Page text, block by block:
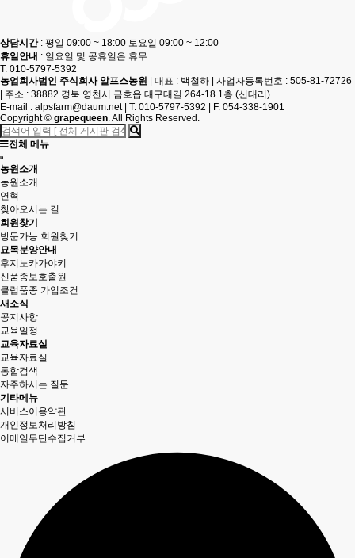
상담시간: 평일 09:00 ~ 18:00 토요일 09:00 ~ 12:00
휴일안내 : 일요일 및 공휴일은 휴무
T. 010-5797-5392
농업회사법인 주식회사 알프스농원 | 대표 : 백철하 | 사업자등록번호 : 505-81-72726
| 주소 : 38882 경북 영천시 금호읍 대구대길 264-18 1층 (신대리)
E-mail : alpsfarm@daum.net | T. 010-5797-5392 | F. 054-338-1901
Copyright© grapequeen. All Rights Reserved.
전체 메뉴
농원소개
농원소개
연혁
찾아오시는 길
회원찾기
방문가능 회원찾기
묘목분양안내
후지노카가야키
신품종보호출원
클럽품종 가입조건
새소식
공지사항
교육일정
교육자료실
교육자료실
통합검색
자주하시는 질문
기타메뉴
서비스이용약관
개인정보처리방침
이메일무단수집거부